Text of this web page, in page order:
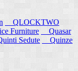
QLOCKTWO
Furniture
Quasar
Sedute
Quinze